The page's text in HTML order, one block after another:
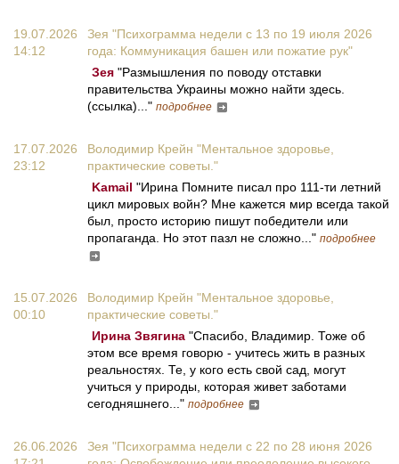
19.07.2026
14:12
Зея "Психограмма недели с 13 по 19 июля 2026
года: Коммуникация башен или пожатие рук"
Зея "Размышления по поводу отставки
правительства Украины можно найти здесь.
(ссылка)..." подробнее
17.07.2026
23:12
Володимир Крейн "Ментальное здоровье,
практические советы."
Kamail "Ирина Помните писал про 111-ти летний
цикл мировых войн? Мне кажется мир всегда такой
был, просто историю пишут победители или
пропаганда. Но этот пазл не сложно..." подробнее
15.07.2026
00:10
Володимир Крейн "Ментальное здоровье,
практические советы."
Ирина Звягина "Спасибо, Владимир. Тоже об
этом все время говорю - учитесь жить в разных
реальностях. Те, у кого есть свой сад, могут
учиться у природы, которая живет заботами
сегодняшнего..." подробнее
26.06.2026
Зея "Психограмма недели с 22 по 28 июня 2026